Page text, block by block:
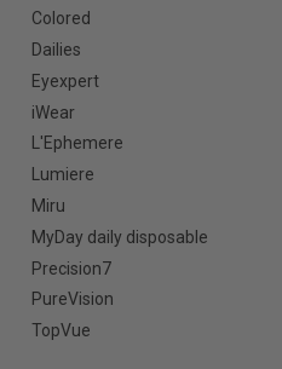
Colored
Dailies
Eyexpert
iWear
L'Ephemere
Lumiere
Miru
MyDay daily disposable
Precision7
PureVision
TopVue